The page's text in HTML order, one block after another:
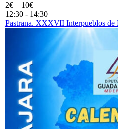
2€ – 10€
12:30 - 14:30
Pastrana. XXXVII Interpueblos de